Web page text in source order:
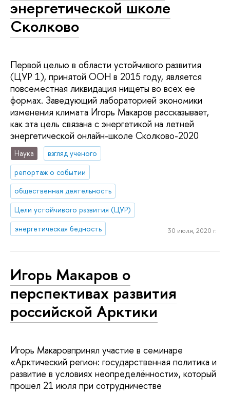
энергетической школе
Сколково
Первой целью в области устойчивого развития
(ЦУР 1), принятой ООН в 2015 году, является
повсеместная ликвидация нищеты во всех ее
формах. Заведующий лабораторией экономики
изменения климата Игорь Макаров рассказывает,
как эта цель связана с энергетикой на летней
энергетической онлайн-школе Сколково-2020
Наука
взгляд ученого
репортаж о событии
общественная деятельность
Цели устойчивого развития (ЦУР)
энергетическая бедность
30 июля, 2020 г.
Игорь Макаров о
перспективах развития
российской Арктики
Игорь Макаровпринял участие в семинаре
«Арктический регион: государственная политика и
развитие в условиях неопределённости», который
прошел 21 июля при сотрудничестве